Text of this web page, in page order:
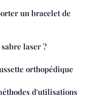
un bracelet de
laser ?
orthopédique
d'utilisations